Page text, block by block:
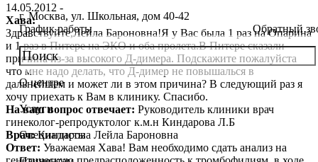
г. Москва, ул. Школьная, дом 40-42
График работы
Обратный
О центре
О клинике
Новости
Благотворительность
Услуги
Консультации специалистов
Стоимость ЭКО
Специалисты
Главный врач
14.05.2012 -
Хава:
Здравствуйте,Лейла Бароновна!Я у Вас была 1 раз на Опарина
и 1 раз в Питере на ЭКО и оба пролета.В Питере сказали
причина из-за высокого Д-димера. Подскажите пожалуйста
что мне надо делать, что Д-димер не повышалься в
дальнейшем и может ли в этом причина? В следующий раз я
хочу приехать к Вам в клинику. Спасибо.
На ваш вопрос отвечает: Руководитель клиники врач
гинеколог-репродуктолог к.м.н Киндарова Л.Б
Врач: Киндарова Лейла Бароновна
Ответ: Уважаемая Хава! Вам необходимо сдать анализ на